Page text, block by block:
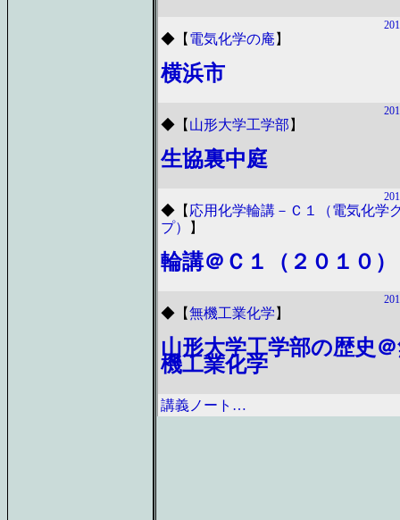
◆ 【 電気化学の庵 】
横浜市
◆ 【 山形大学工学部 】
生協裏中庭
◆ 【 応用化学輪講－Ｃ１（電気化学
プ）
】
輪講＠Ｃ１（２０１０）
◆ 【無機工業化学 】
山形大学工学部の歴史
機工業化学
講義ノート…